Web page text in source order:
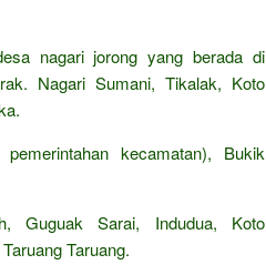
nagari jorong yang berada di
Nagari Sumani, Tikalak, Koto
kecamatan), Bukik
Guguak Sarai, Indudua, Koto
Taruang.